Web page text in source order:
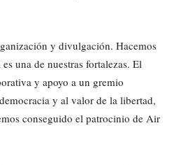
y divulgación. Hacemos
una de nuestras fortalezas. El
y apoyo a un gremio
y al valor de la libertad,
conseguido el patrocinio de Air